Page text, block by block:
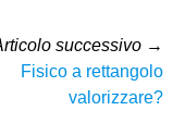
successivo →
Fisico a rettangolo
valorizzare?